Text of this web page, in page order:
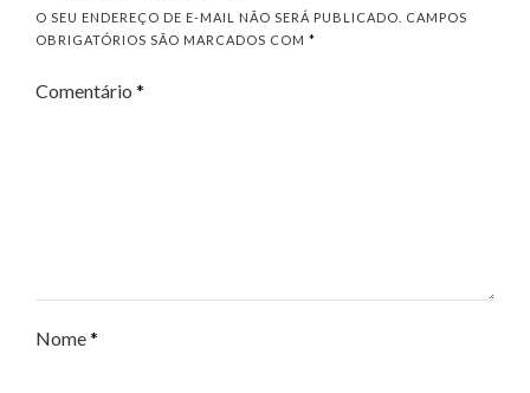
O SEU ENDEREÇO DE E-MAIL NÃO SERÁ PUBLICADO.
CAMPOS
OBRIGATÓRIOS SÃO MARCADOS COM *
Comentário *
Nome*